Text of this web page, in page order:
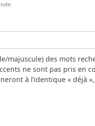
majuscule) des mots
ne sont pas pris en
à l’identique « déjà